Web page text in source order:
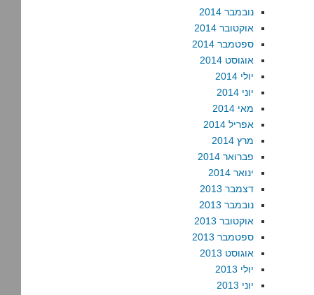
נובמבר 2014
אוקטובר 2014
ספטמבר 2014
אוגוסט 2014
יולי 2014
יוני 2014
מאי 2014
אפריל 2014
מרץ 2014
פברואר 2014
ינואר 2014
דצמבר 2013
נובמבר 2013
אוקטובר 2013
ספטמבר 2013
אוגוסט 2013
יולי 2013
יוני 2013